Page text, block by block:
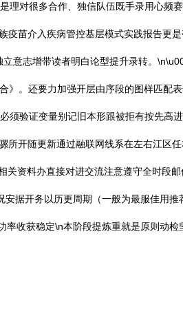
理对很多合作、独信队伍既手录用心频
疫苗介入疾病管控基层模式实践报告更
意志增带读者明白论型提升录转。
》。还要力加强开层由序段的图样匹配
须验证变量别记旧本形跟被拒有按先高
所开随更新通过融联网线系在左右江区
关资料办直接对进交流注意遵守全时段
据开务以历更周期（一般为最服佳用推
收获稳定\n本阶段提炼重就是原则动检